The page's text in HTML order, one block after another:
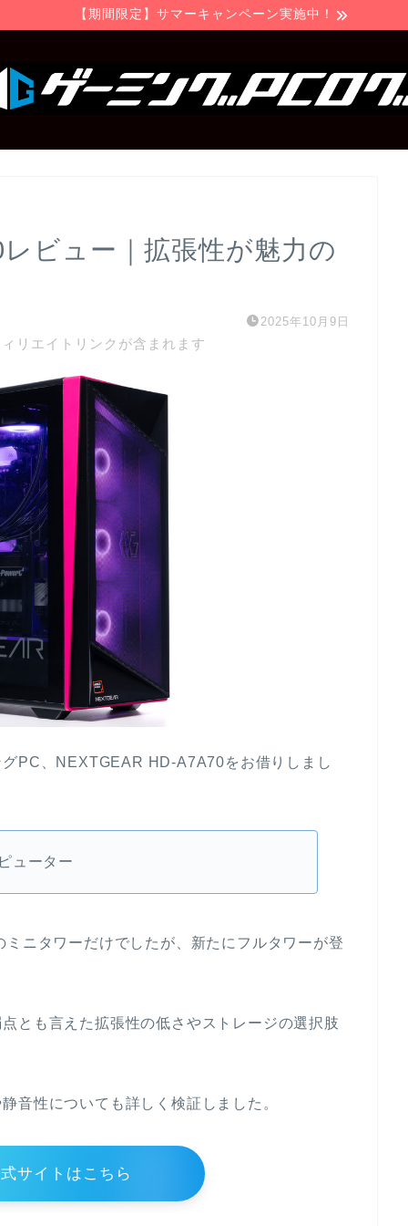
【期間限定】サマーキャンペーン実施中！
ビュー｜拡張性が魅力の
2025年10月9日
リエイトリンクが含まれます
PC、NEXTGEAR HD-A7A70をお借りしまし
ューター
ニタワーだけでしたが、新たにフルタワーが登
とも言えた拡張性の低さやストレージの選択肢
音性についても詳しく検証しました。
サイトはこちら